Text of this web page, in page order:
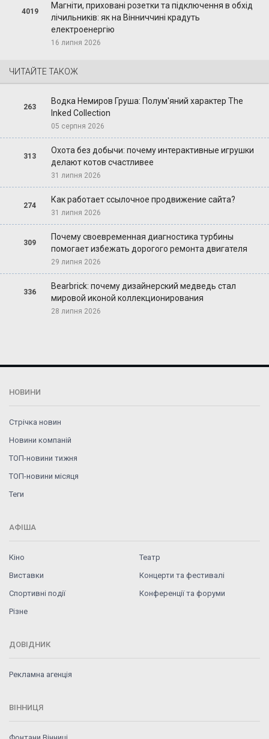
4019
Магніти, приховані розетки та підключення в обхід
лічильників: як на Вінниччині крадуть
електроенергію
16 липня 2026
ЧИТАЙТЕ ТАКОЖ
263
Водка Немиров Груша: Полум'яний характер The
Inked Collection
05 серпня 2026
313
Охота без добычи: почему интерактивные игрушки
делают котов счастливее
31 липня 2026
274
Как работает ссылочное продвижение сайта?
31 липня 2026
309
Почему своевременная диагностика турбины
помогает избежать дорогого ремонта двигателя
29 липня 2026
336
Bearbrick: почему дизайнерский медведь стал
мировой иконой коллекционирования
28 липня 2026
НОВИНИ
Стрічка новин
Новини компаній
ТОП-новини тижня
ТОП-новини місяця
Теги
АФІША
Кіно
Театр
Виставки
Концерти та фестивалі
Спортивні події
Конференції та форуми
Різне
ДОВІДНИК
Рекламна агенція
ВІННИЦЯ